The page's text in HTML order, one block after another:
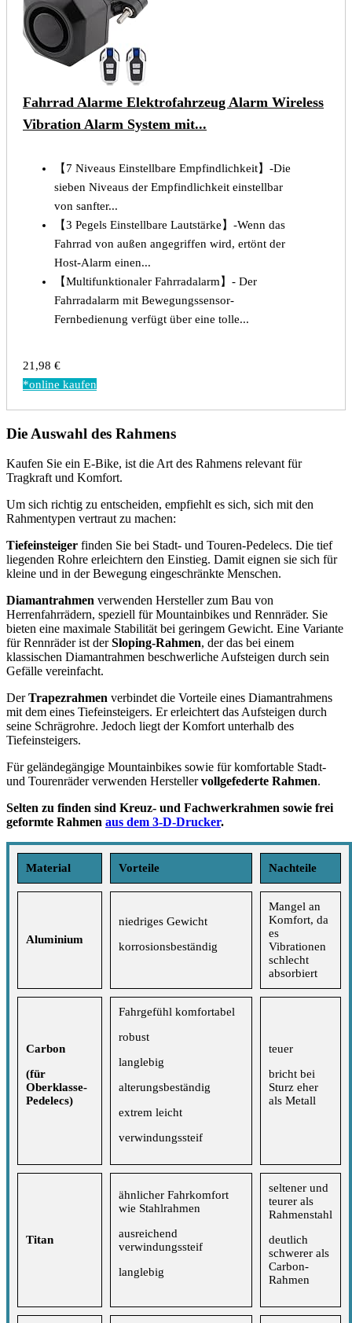
Fahrrad Alarme Elektrofahrzeug Alarm Wireless
Vibration Alarm System mit...
【7 Niveaus Einstellbare Empfindlichkeit】-Die
sieben Niveaus der Empfindlichkeit einstellbar
von sanfter...
【3 Pegels Einstellbare Lautstärke】-Wenn das
Fahrrad von außen angegriffen wird, ertönt der
Host-Alarm einen...
【Multifunktionaler Fahrradalarm】- Der
Fahrradalarm mit Bewegungssensor-
Fernbedienung verfügt über eine tolle...
21,98 €
*online kaufen
Die Auswahl des Rahmens
Kaufen Sie ein E-Bike, ist die Art des Rahmens relevant für
Tragkraft und Komfort.
Um sich richtig zu entscheiden, empfiehlt es sich, sich mit den
Rahmentypen vertraut zu machen:
Tiefeinsteiger finden Sie bei Stadt- und Touren-Pedelecs. Die tief
liegenden Rohre erleichtern den Einstieg. Damit eignen sie sich für
kleine und in der Bewegung eingeschränkte Menschen.
Diamantrahmen verwenden Hersteller zum Bau von
Herrenfahrrädern, speziell für Mountainbikes und Rennräder. Sie
bieten eine maximale Stabilität bei geringem Gewicht. Eine Variante
für Rennräder ist derSloping-Rahmen, der das bei einem
klassischen Diamantrahmen beschwerliche Aufsteigen durch sein
Gefälle vereinfacht.
DerTrapezrahmen verbindet die Vorteile eines Diamantrahmens
mit dem eines Tiefeinsteigers. Er erleichtert das Aufsteigen durch
seine Schrägrohre. Jedoch liegt der Komfort unterhalb des
Tiefeinsteigers.
Für geländegängige Mountainbikes sowie für komfortable Stadt-
und Tourenräder verwenden Herstellervollgefederte Rahmen.
Selten zu finden sind Kreuz- und Fachwerkrahmen sowie frei
geformte Rahmen aus dem 3-D-Drucker.
Material Vorteile Nachteile
Aluminium
niedriges Gewicht
korrosionsbeständig
Mangel an
Komfort, da
es
Vibrationen
schlecht
absorbiert
Carbon
(für
Oberklasse-
Pedelecs)
Fahrgefühl komfortabel
robust
langlebig
alterungsbeständig
extrem leicht
verwindungssteif
teuer
bricht bei
Sturz eher
als Metall
Titan
ähnlicher Fahrkomfort
wie Stahlrahmen
ausreichend
verwindungssteif
langlebig
seltener und
teurer als
Rahmenstahl
deutlich
schwerer als
Carbon-
Rahmen